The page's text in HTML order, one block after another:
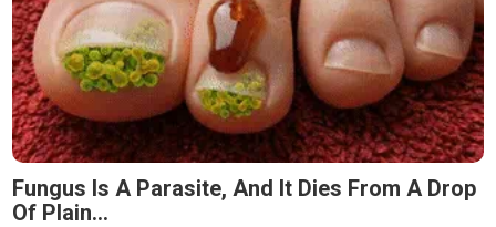
Fungus Is A Parasite, And It Dies From A Drop
Of Plain...